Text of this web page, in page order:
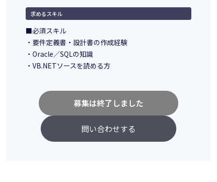
求めるスキル
■必須スキル
・要件定義書・設計書の作成経験
・Oracle／SQLの知識
・VB.NETソースを読める方
問い合わせする
募集は終了しました